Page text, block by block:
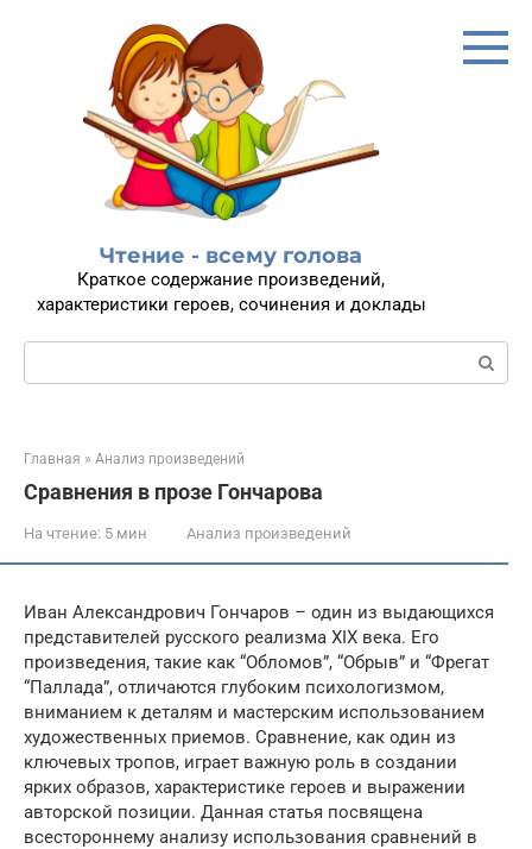
Чтение - всему голова
Краткое содержание произведений,
характеристики героев, сочинения и доклады
Поиск:
Главная » Анализ произведений
Сравнения в прозе Гончарова
На чтение: 5 мин Анализ произведений
Иван Александрович Гончаров – один из выдающихся
представителей русского реализма XIX века. Его
произведения, такие как “Обломов”, “Обрыв” и “Фрегат
“Паллада”, отличаются глубоким психологизмом,
вниманием к деталям и мастерским использованием
художественных приемов. Сравнение, как один из
ключевых тропов, играет важную роль в создании
ярких образов, характеристике героев и выражении
авторской позиции. Данная статья посвящена
всестороннему анализу использования сравнений в